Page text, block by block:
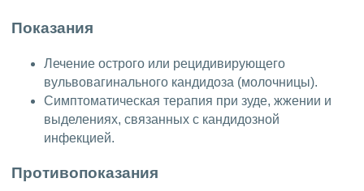
Показания
Лечение острого или рецидивирующего
вульвовагинального кандидоза (молочницы).
Симптоматическая терапия при зуде, жжении и
выделениях, связанных с кандидозной
инфекцией.
Противопоказания